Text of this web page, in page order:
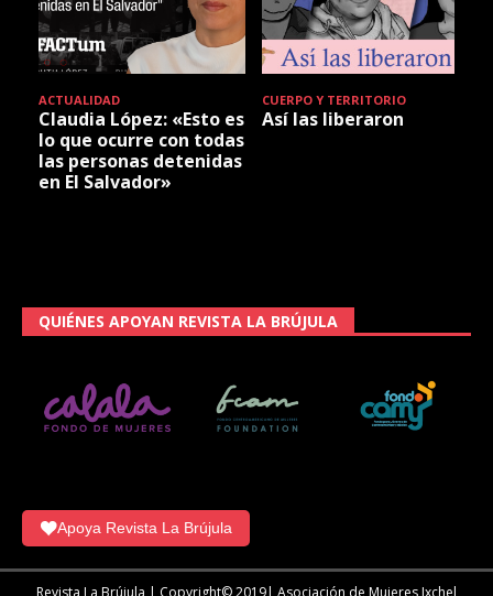
ACTUALIDAD
Claudia López: «Esto es
lo que ocurre con todas
las personas detenidas
en El Salvador»
CUERPO Y TERRITORIO
Así las liberaron
QUIÉNES APOYAN REVISTA LA BRÚJULA
Apoya Revista La Brújula